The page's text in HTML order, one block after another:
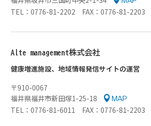
TEL：0776-81-2202 FAX：0776-81-2203
Alte management株式会社
健康増進施設、地域情報発信サイトの運営
〒910-0067
福井県福井市新田塚1-25-18
MAP
TEL：0776-81-6011 FAX：0776-81-2203